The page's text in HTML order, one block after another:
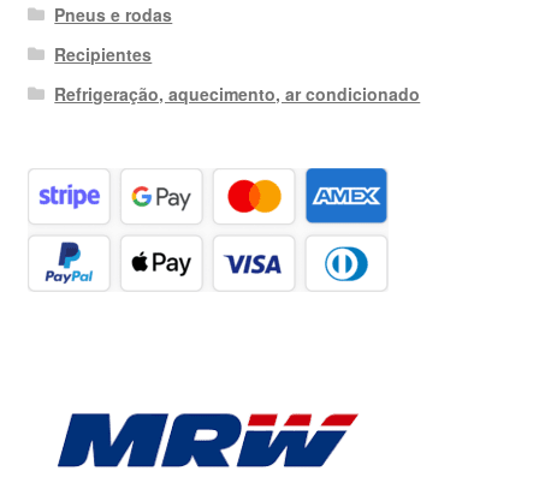
Pneus e rodas
Recipientes
Refrigeração, aquecimento, ar condicionado